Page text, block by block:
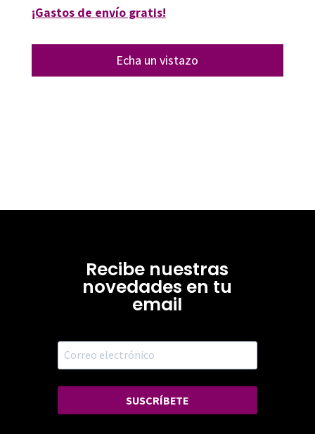
¡Gastos de envío gratis!
Echa un vistazo
Recibe nuestras
novedades en tu
email
SUSCRÍBETE